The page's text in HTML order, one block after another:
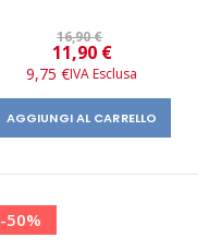
16,90 €
Prezzo
speciale
11,90 €
9,75 €
AGGIUNGI AL CARRELLO
-50%